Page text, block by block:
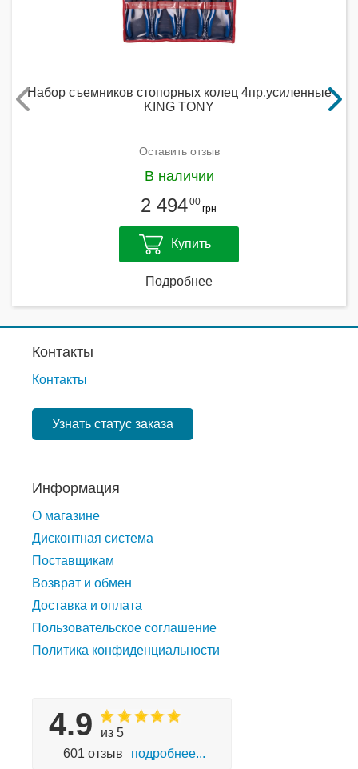
Набор съемников стопорных колец 4пр.усиленные
KING TONY
Оставить отзыв
В наличии
2 49400
грн
Купить
Подробнее
Контакты
Контакты
Узнать статус заказа
Информация
О магазине
Дисконтная система
Поставщикам
Возврат и обмен
Доставка и оплата
Пользовательское соглашение
Политика конфиденциальности
4.9
из 5
601 отзыв
подробнее...